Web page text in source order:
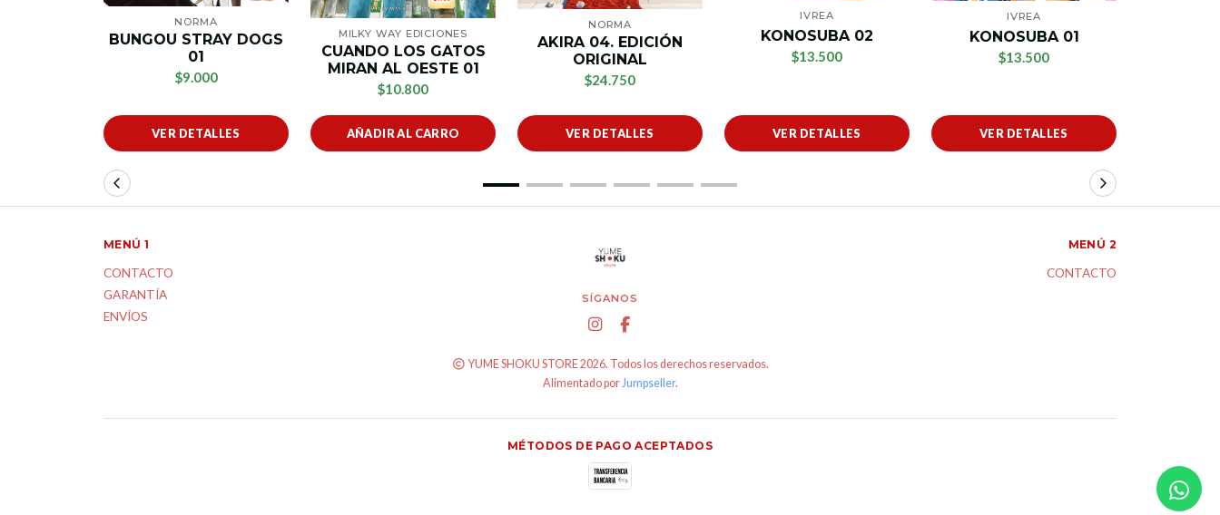
NORMA
BUNGOU STRAY DOGS
01
$9.000
VER DETALLES
MILKY WAY EDICIONES
CUANDO LOS GATOS
MIRAN AL OESTE 01
$10.800
AÑADIR AL CARRO
NORMA
AKIRA 04. EDICIÓN
ORIGINAL
$24.750
VER DETALLES
IVREA
KONOSUBA 02
$13.500
VER DETALLES
IVREA
KONOSUBA 01
$13.500
VER DETALLES
SÍGANOS
YUME SHOKU STORE 2026. Todos los derechos reservados.
Alimentado porJumpseller.
MENÚ 1
CONTACTO
GARANTÍA
ENVÍOS
MENÚ 2
CONTACTO
MÉTODOS DE PAGO ACEPTADOS